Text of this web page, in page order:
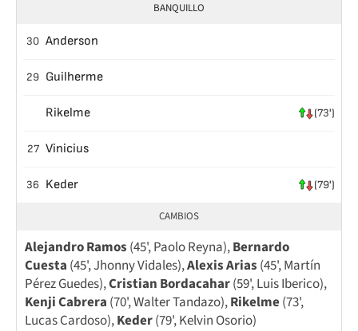
BANQUILLO
30 Anderson
29 Guilherme
Rikelme (73')
27 Vinicius
36 Keder (79')
CAMBIOS
Alejandro Ramos (45', Paolo Reyna),Bernardo
Cuesta (45', Jhonny Vidales),Alexis Arias (45', Martín
Pérez Guedes),Cristian Bordacahar(59', Luis Iberico),
Kenji Cabrera (70', Walter Tandazo),Rikelme(73',
Lucas Cardoso),Keder(79', Kelvin Osorio)